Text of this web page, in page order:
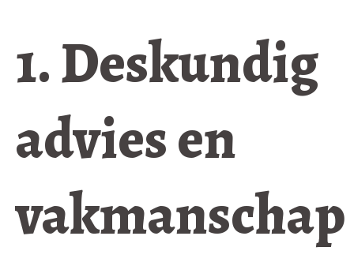
1. Deskundig
advies en
vakmanschap